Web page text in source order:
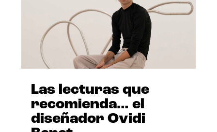
Las lecturas que
recomienda… el
diseñador Ovidi